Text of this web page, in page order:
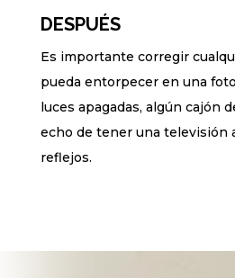
DESPUÉS
Es importante corregir
pueda entorpecer en una
luces apagadas, algún cajón
echo de tener una televisión
reflejos.